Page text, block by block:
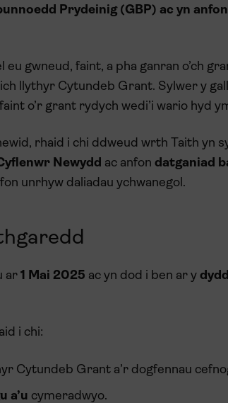
Prydeinig (GBP) ac yn
eu gwneud, faint, a pha ganran o’ch
llythyr Cytundeb Grant. Sylwer y
o’r grant rydych wedi’i wario hyd
rhaid i chi ddweud wrth Taith yn
Newydd ac anfon datganiad
unrhyw daliadau ychwanegol.
ar 1 Mai 2025 ac yn dod i ben ar y
i chi:
Cytundeb Grant a’r dogfennau
a’u cymeradwyo.